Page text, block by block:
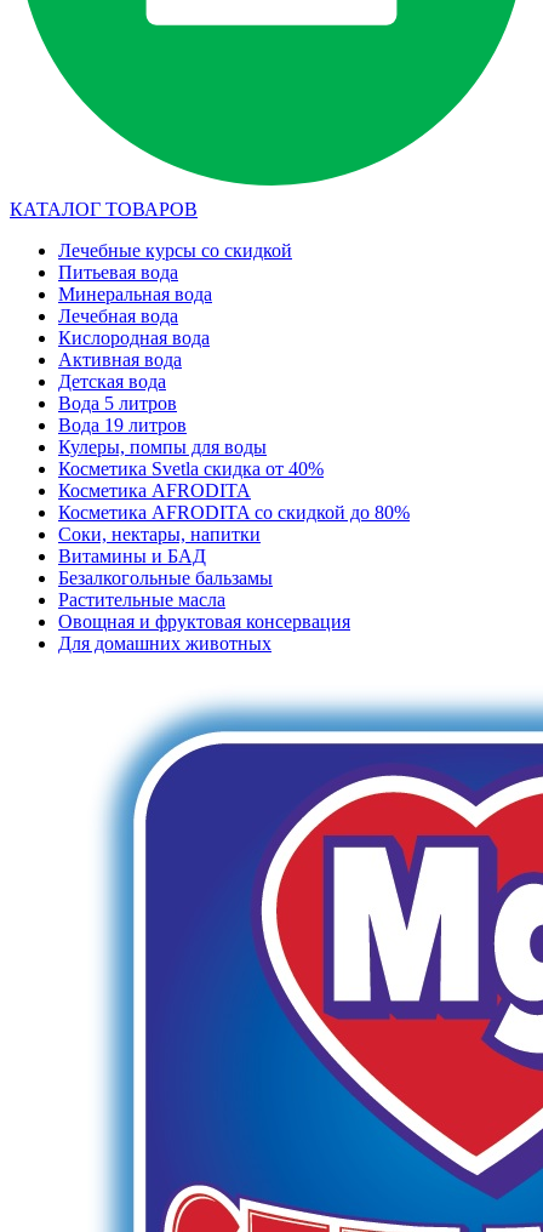
КАТАЛОГ ТОВАРОВ
Лечебные курсы со скидкой
Питьевая вода
Минеральная вода
Лечебная вода
Кислородная вода
Активная вода
Детская вода
Вода 5 литров
Вода 19 литров
Кулеры, помпы для воды
Косметика Svetla скидка от 40%
Косметика AFRODITA
Косметика AFRODITA со скидкой до 80%
Соки, нектары, напитки
Витамины и БАД
Безалкогольные бальзамы
Растительные масла
Овощная и фруктовая консервация
Для домашних животных